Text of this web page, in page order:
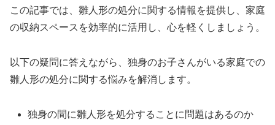
この記事では、雛人形の処分に関する情報を提供し、家庭
の収納スペースを効率的に活用し、心を軽くしましょう。
以下の疑問に答えながら、独身のお子さんがいる家庭での
雛人形の処分に関する悩みを解消します。
独身の間に雛人形を処分することに問題はあるのか